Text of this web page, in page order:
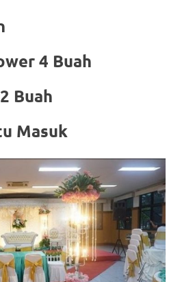
4 Buah
Buah
Masuk